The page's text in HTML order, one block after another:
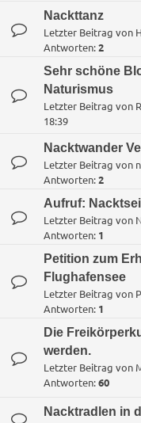
Nackttanz
Letzter Beitrag von
Antworten:2
Sehr schöne
Naturismus
Letzter Beitrag von
18:39
Nacktwander
Letzter Beitrag von
Antworten:2
Aufruf:
Letzter Beitrag von
Antworten: 1
Petition zum
Flughafensee
Letzter Beitrag von
Antworten: 1
Die
werden.
Letzter Beitrag von
Antworten:60
Nacktradlen in